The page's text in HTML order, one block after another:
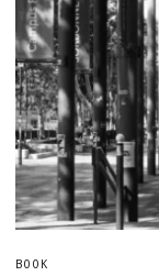
BOOK